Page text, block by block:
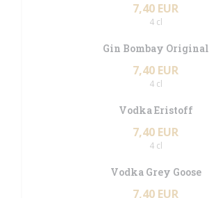
7,40 EUR
4 cl
Gin Bombay Original
7,40 EUR
4 cl
Vodka Eristoff
7,40 EUR
4 cl
Vodka Grey Goose
7,40 EUR